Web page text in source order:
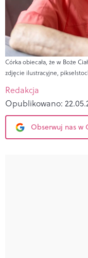
Córka obiecała, że w Boże
zdjęcie ilustracyjne,
Redakcja
Opublikowano:
Obserwuj nas w